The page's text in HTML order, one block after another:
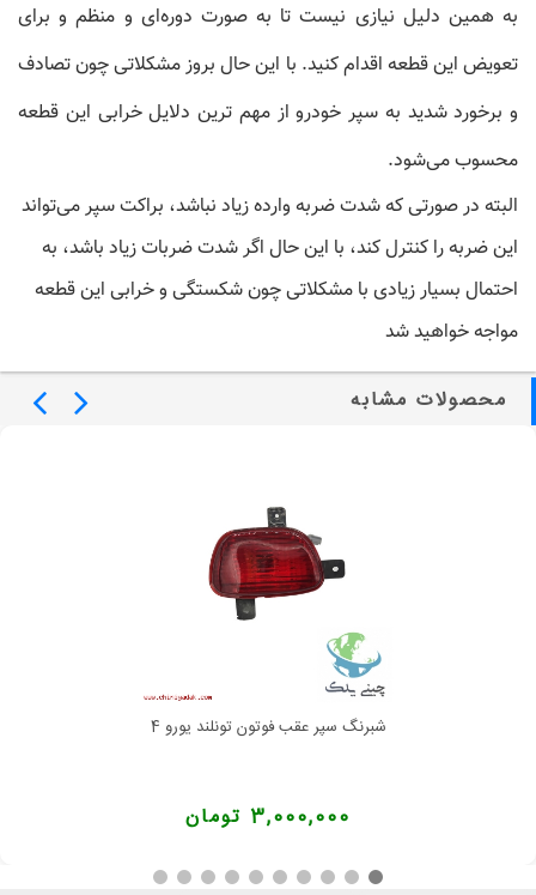
به همین دلیل نیازی نیست تا به صورت دوره‌ای و منظم و برای
تعویض این قطعه اقدام کنید. با این حال بروز مشکلاتی چون تصادف
و برخورد شدید به سپر خودرو از مهم ترین دلایل خرابی این قطعه
محسوب می‌شود.
البته در صورتی که شدت ضربه وارده زیاد نباشد، براکت سپرمی‌تواند
این ضربه را کنترل کند، با این حال اگر شدت ضربات زیاد باشد، به
احتمال بسیار زیادی با مشکلاتی چون شکستگی و خرابی این قطعه
مواجه خواهید شد
محصولات مشابه
شبرنگ سپر عقب فوتون تونلند یورو 4
3,000,000 تومان